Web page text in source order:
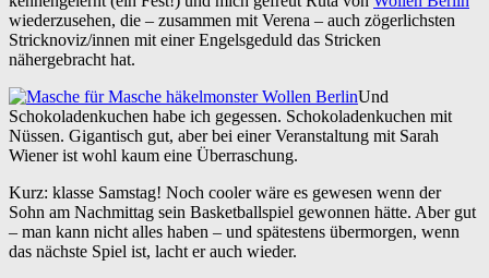
wiederzusehen, die – zusammen mit Verena – auch zögerlichsten
Stricknoviz/innen mit einer Engelsgeduld das Stricken
nähergebracht hat.
Und
Schokoladenkuchen habe ich gegessen. Schokoladenkuchen mit
Nüssen. Gigantisch gut, aber bei einer Veranstaltung mit Sarah
Wiener ist wohl kaum eine Überraschung.
Kurz: klasse Samstag! Noch cooler wäre es gewesen wenn der
Sohn am Nachmittag sein Basketballspiel gewonnen hätte. Aber gut
– man kann nicht alles haben – und spätestens übermorgen, wenn
das nächste Spiel ist, lacht er auch wieder.